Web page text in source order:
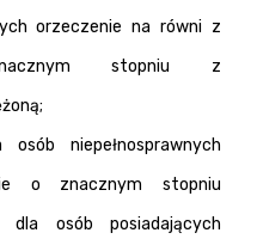
orzeczenie na równi z
stopniu z
niepełnosprawnych
o znacznym stopniu
dla osób posiadających